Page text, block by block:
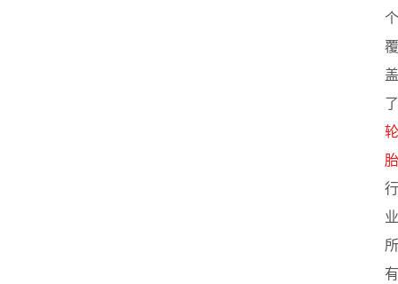
个
覆
盖
了
轮
胎
行
业
所
有